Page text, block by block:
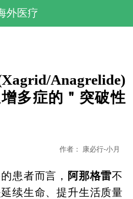
外医疗
Anagrelide)
多症的＂突破性
作者： 康必行-小月
患者而言， 阿那格雷不
续生命、提升生活质量